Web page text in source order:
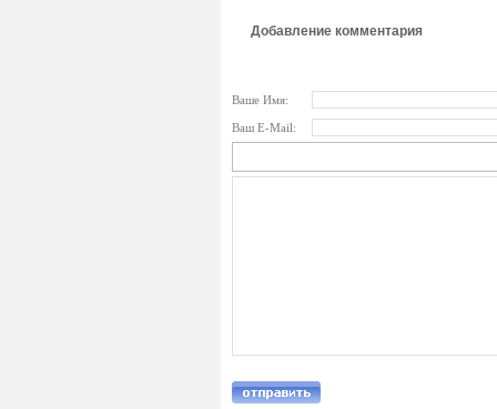
Добавление комментария
Ваше Имя:
Ваш E-Mail: